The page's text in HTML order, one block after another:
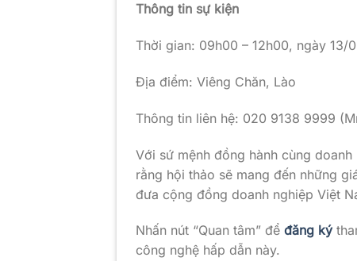
Thông tin sự kiện
Thời gian: 09h00 – 12h00, ngày 13/
Địa điểm: Viêng Chăn, Lào
Thông tin liên hệ: 020 9138 9999
Với sứ mệnh đồng hành cùng
rằng hội thảo sẽ mang đến những
đưa cộng đồng doanh nghiệp Việt
Nhấn nút “Quan tâm” để đăng ký
công nghệ hấp dẫn này.